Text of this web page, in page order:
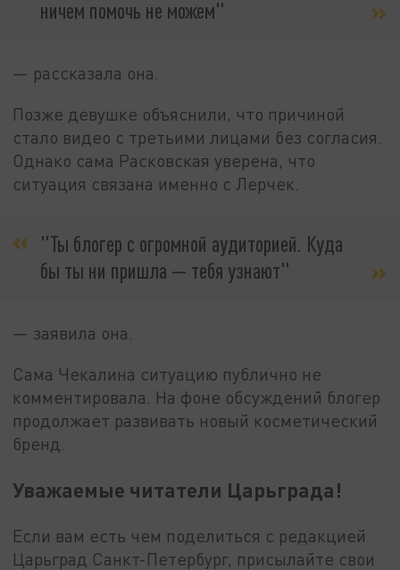
ничем помочь не можем"
— рассказала она.
Позже девушке объяснили, что причиной
стало видео с третьими лицами без согласия.
Однако сама Расковская уверена, что
ситуация связана именно с Лерчек.
"Ты блогер с огромной аудиторией. Куда
бы ты ни пришла — тебя узнают"
— заявила она.
Сама Чекалина ситуацию публично не
комментировала. На фоне обсуждений блогер
продолжает развивать новый косметический
бренд.
Уважаемые читатели Царьграда!
Если вам есть чем поделиться с редакцией
Царьград Санкт-Петербург, присылайте свои